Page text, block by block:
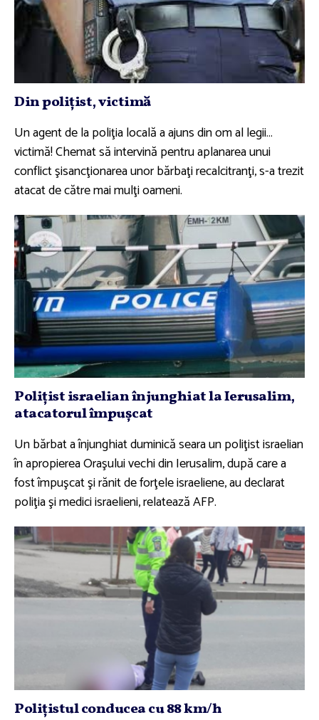
Din poliţist, victimă
Un agent de la poliţia locală a ajuns din om al legii…
victimă! Chemat să intervină pentru aplanarea unui
conflict şisancţionarea unor bărbaţi recalcitranţi, s-a trezit
atacat de către mai mulţi oameni.
Poliţist israelian înjunghiat la Ierusalim,
atacatorul împuşcat
Un bărbat a înjunghiat duminică seara un poliţist israelian
în apropierea Oraşului vechi din Ierusalim, după care a
fost împuşcat şi rănit de forţele israeliene, au declarat
poliţia şi medici israelieni, relatează AFP.
Poliţistul conducea cu 88 km/h